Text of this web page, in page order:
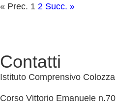
« Prec. 1 2 Succ. »
Contatti
Istituto Comprensivo Colozza
Corso Vittorio Emanuele n.70